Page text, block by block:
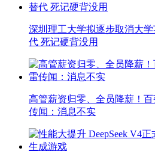
深圳理工大学拟逐步取消大
代 死记硬背没用
高管薪资归零、全员降薪！
传闻：消息不实